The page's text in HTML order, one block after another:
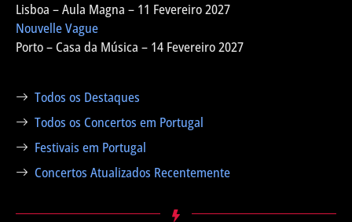
Lisboa – Aula Magna – 11 Fevereiro 2027
Nouvelle Vague
Porto – Casa da Música – 14 Fevereiro 2027
Todos os Destaques
Todos os Concertos em Portugal
Festivais em Portugal
Concertos Atualizados Recentemente